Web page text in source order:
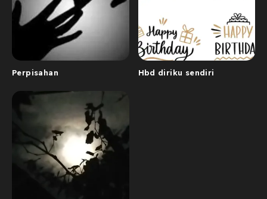
Perpisahan Hbd diriku sendiri